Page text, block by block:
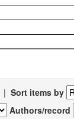
| Sort items by
Authors/record